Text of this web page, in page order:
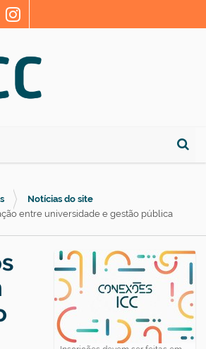
Busca
Notícias do site
entre universidade e gestão pública